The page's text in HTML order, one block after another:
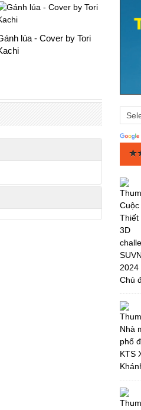
lúa - Cover by Tori